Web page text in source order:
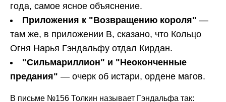
года, самое ясное объяснение.
Приложения к "Возвращению короля" —
там же, в приложении B, сказано, что Кольцо
Огня Нарья Гэндальфу отдал Кирдан.
"Сильмариллион" и "Неоконченные
предания" — очерк об истари, ордене магов.
В письме №156 Толкин называет Гэндальфа так: